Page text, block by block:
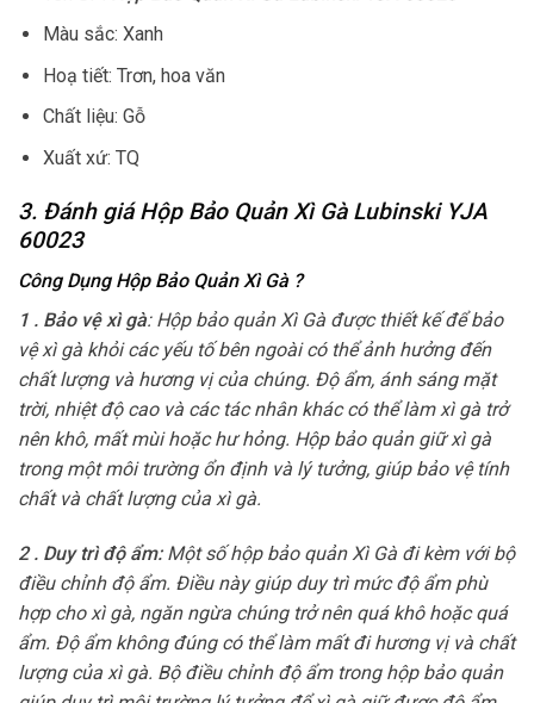
Màu sắc: Xanh
Hoạ tiết: Trơn, hoa văn
Chất liệu: Gỗ
Xuất xứ: TQ
3. Đánh giá Hộp Bảo Quản Xì Gà Lubinski YJA
60023
Công Dụng Hộp Bảo Quản Xì Gà ?
1 . Bảo vệ xì gà: Hộp bảo quản Xì Gà được thiết kế để bảo
vệ xì gà khỏi các yếu tố bên ngoài có thể ảnh hưởng đến
chất lượng và hương vị của chúng. Độ ẩm, ánh sáng mặt
trời, nhiệt độ cao và các tác nhân khác có thể làm xì gà trở
nên khô, mất mùi hoặc hư hỏng. Hộp bảo quản giữ xì gà
trong một môi trường ổn định và lý tưởng, giúp bảo vệ tính
chất và chất lượng của xì gà.
2 . Duy trì độ ẩm:Một số hộp bảo quản Xì Gà đi kèm với bộ
điều chỉnh độ ẩm. Điều này giúp duy trì mức độ ẩm phù
hợp cho xì gà, ngăn ngừa chúng trở nên quá khô hoặc quá
ẩm. Độ ẩm không đúng có thể làm mất đi hương vị và chất
lượng của xì gà. Bộ điều chỉnh độ ẩm trong hộp bảo quản